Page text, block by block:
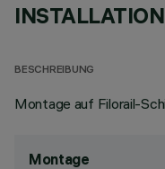
INSTALLATION
BESCHREIBUNG
Montage auf Filorail-
Montage